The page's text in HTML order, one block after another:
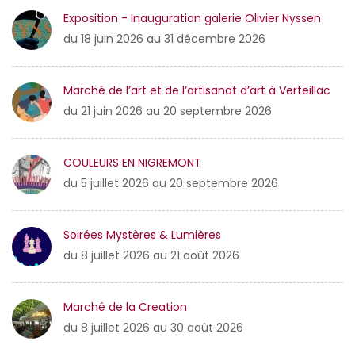
Exposition - Inauguration galerie Olivier Nyssen
du 18 juin 2026 au 31 décembre 2026
Marché de l’art et de l’artisanat d’art à Verteillac
du 21 juin 2026 au 20 septembre 2026
COULEURS EN NIGREMONT
du 5 juillet 2026 au 20 septembre 2026
Soirées Mystères & Lumières
du 8 juillet 2026 au 21 août 2026
Marché de la Creation
du 8 juillet 2026 au 30 août 2026